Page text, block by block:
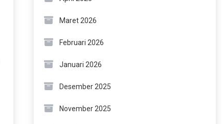
Maret 2026
Februari 2026
Januari 2026
Desember 2025
November 2025